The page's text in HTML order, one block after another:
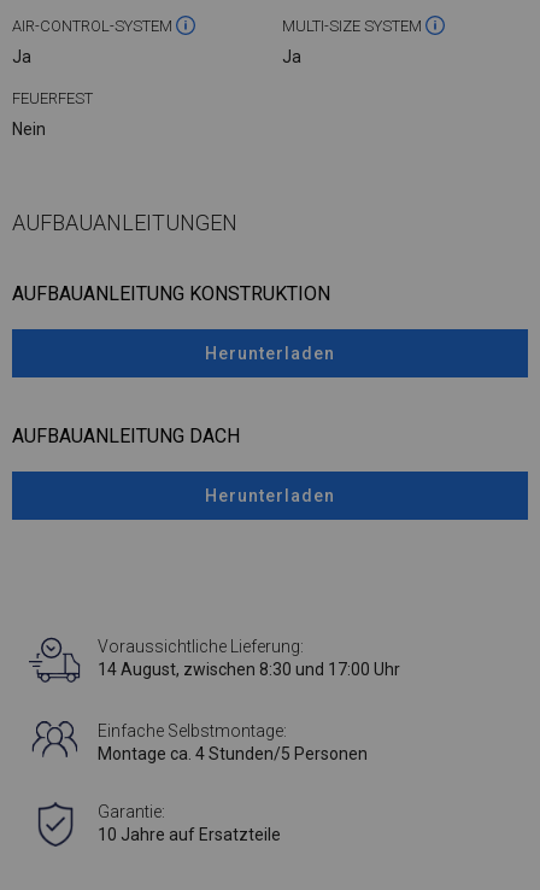
AIR-CONTROL-SYSTEM
Ja
MULTI-SIZE SYSTEM
Ja
FEUERFEST
Nein
AUFBAUANLEITUNGEN
AUFBAUANLEITUNG KONSTRUKTION
Herunterladen
AUFBAUANLEITUNG DACH
Herunterladen
Voraussichtliche Lieferung:
14 August, zwischen 8:30 und 17:00 Uhr
Einfache Selbstmontage:
Montage ca. 4 Stunden/5 Personen
Garantie:
10 Jahre auf Ersatzteile